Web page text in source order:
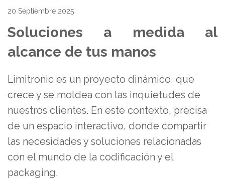
20 Septiembre 2025
Soluciones a medida al
alcance de tus manos
Limitronic es un proyecto dinámico, que
crece y se moldea con las inquietudes de
nuestros clientes. En este contexto, precisa
de un espacio interactivo, donde compartir
las necesidades y soluciones relacionadas
con el mundo de la codificación y el
packaging.